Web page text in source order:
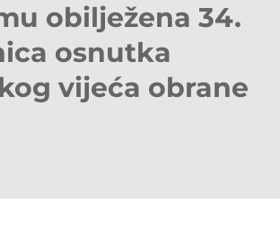
obilježena 34.
osnutka
vijeća obrane